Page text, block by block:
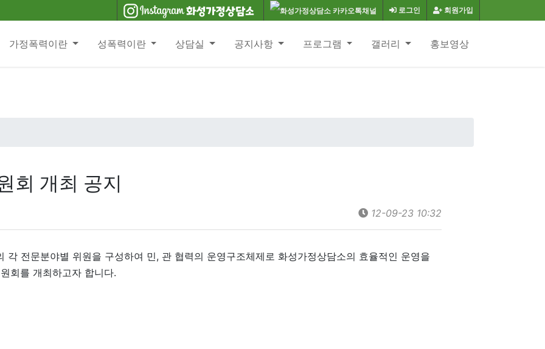
회원가입
로그인
가정폭력이란 성폭력이란 상담실 공지사항 프로그램 갤러리 홍보영상
회 개최 공지
12-09-23 10:32
각 전문분야별 위원을 구성하여 민, 관 협력의 운영구조체제로 화성가정상담소의 효율적인 운영을
회를 개최하고자 합니다.